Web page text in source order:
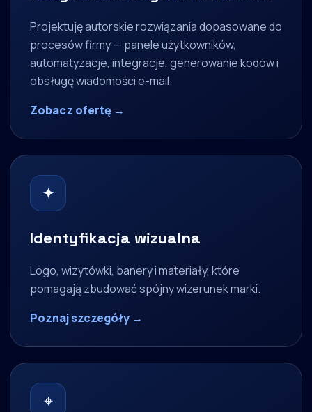
Projektuję autorskie rozwiązania dopasowane do
procesów firmy — panele użytkowników,
automatyzacje, integracje, generowanie kodów i
obsługę wiadomości e-mail.
Zobacz ofertę →
✦
Identyfikacja wizualna
Logo, wizytówki, banery i materiały, które
pomagają zbudować spójny wizerunek marki.
Poznaj szczegóły →
⌖